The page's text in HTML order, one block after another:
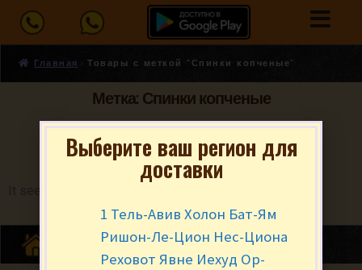
Главная Товары с меткой “Спинки копченые”
Метка: Спинки копченые
Выберите ваш регион для
доставки
1 Тель-Авив Холон Бат-Ям
Ришон-Ле-Цион Нес-Циона
Реховот Явне Иехуд Ор-